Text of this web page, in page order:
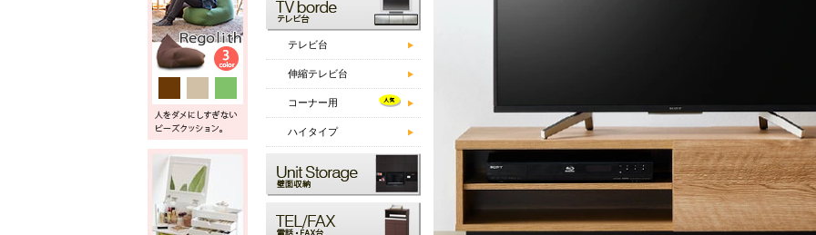
テレビ台
伸縮テレビ台
コーナー用
ハイタイプ